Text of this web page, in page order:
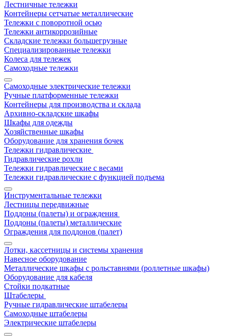
Лестничные тележки
Контейнеры сетчатые металлические
Тележки с поворотной осью
Тележки антикоррозийные
Складские тележки большегрузные
Специализированные тележки
Колеса для тележек
Самоходные тележки
Самоходные электрические тележки
Ручные платформенные тележки
Контейнеры для производства и склада
Архивно-складские шкафы
Шкафы для одежды
Хозяйственные шкафы
Оборудование для хранения бочек
Тележки гидравлические
Гидравлические рохли
Тележки гидравлические с весами
Тележки гидравлические с функцией подъема
Инструментальные тележки
Лестницы передвижные
Поддоны (палеты) и ограждения
Поддоны (палеты) металлические
Ограждения для поддонов (палет)
Лотки, кассетницы и системы хранения
Навесное оборудование
Металлические шкафы с рольставнями (роллетные шкафы)
Оборудование для кабеля
Стойки подкатные
Штабелеры
Ручные гидравлические штабелеры
Самоходные штабелеры
Электрические штабелеры